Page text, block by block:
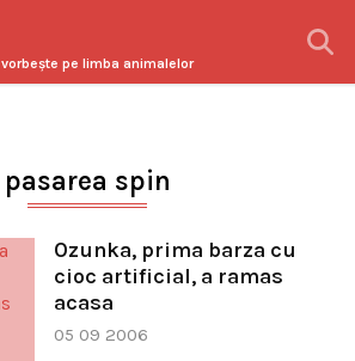
vorbeşte pe limba animalelor
pasarea spin
Ozunka, prima barza cu
cioc artificial, a ramas
acasa
05 09 2006